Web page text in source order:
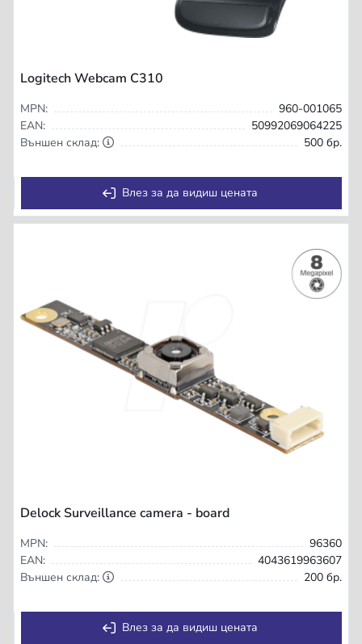
Logitech Webcam C310
MPN:
960-001065
EAN:
50992069064225
Външен склад:
500 бр.
Влез за да видиш цената
Delock Surveillance camera - board
MPN:
96360
EAN:
4043619963607
Външен склад:
200 бр.
Влез за да видиш цената